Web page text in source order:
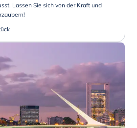
Lassen Sie sich von der Kraft und